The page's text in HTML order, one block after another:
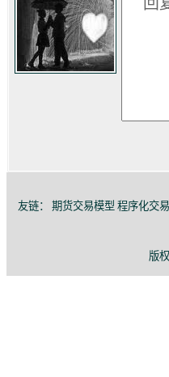
友链： 期货交易模型 程序化交易
版